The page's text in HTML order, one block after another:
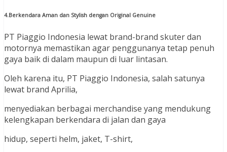
4.Berkendara Aman dan Stylish dengan Original Genuine
PT Piaggio Indonesia lewat brand-brand skuter dan
motornya memastikan agar penggunanya tetap penuh
gaya baik di dalam maupun di luar lintasan.
Oleh karena itu, PT Piaggio Indonesia, salah satunya
lewat brand Aprilia,
menyediakan berbagai merchandise yang mendukung
kelengkapan berkendara di jalan dan gaya
hidup, seperti helm, jaket, T-shirt,